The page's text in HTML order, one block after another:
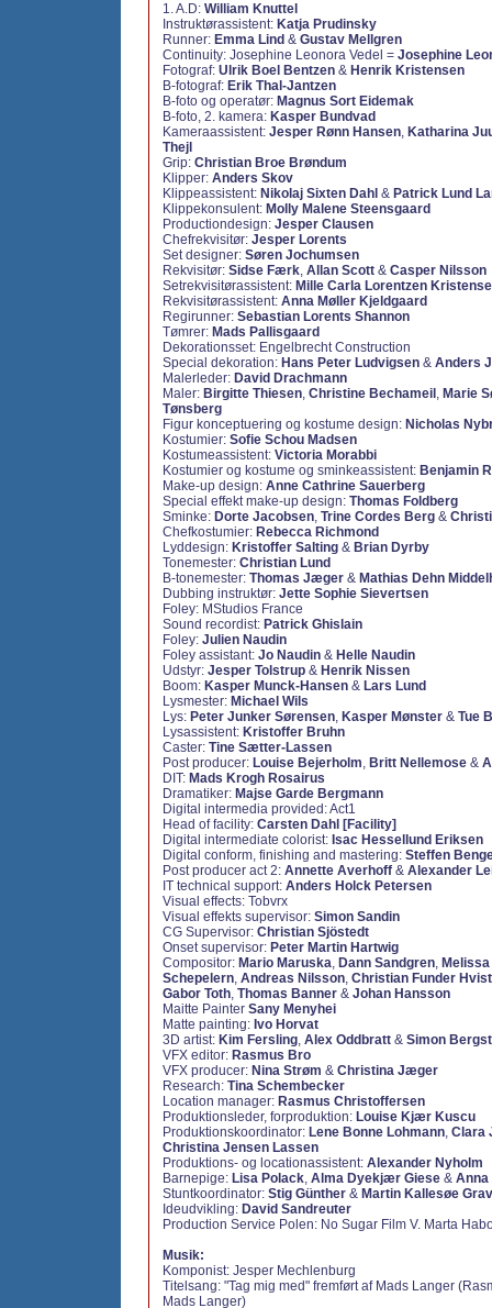
1. A.D: William Knuttel
Instruktørassistent: Katja Prudinsky
Runner: Emma Lind & Gustav Mellgren
Continuity: Josephine Leonora Vedel = Josephine
Fotograf: Ulrik Boel Bentzen & Henrik Kristensen
B-fotograf: Erik Thal-Jantzen
B-foto og operatør: Magnus Sort Eidemak
B-foto, 2. kamera: Kasper Bundvad
Kameraassistent: Jesper Rønn Hansen, Katharina
Thejl
Grip: Christian Broe Brøndum
Klipper: Anders Skov
Klippeassistent: Nikolaj Sixten Dahl & Patrick Lund
Klippekonsulent: Molly Malene Steensgaard
Productiondesign: Jesper Clausen
Chefrekvisitør: Jesper Lorents
Set designer: Søren Jochumsen
Rekvisitør: Sidse Færk, Allan Scott & Casper Nilsson
Setrekvisitørassistent: Mille Carla Lorentzen
Rekvisitørassistent: Anna Møller Kjeldgaard
Regirunner: Sebastian Lorents Shannon
Tømrer: Mads Pallisgaard
Dekorationsset: Engelbrecht Construction
Special dekoration: Hans Peter Ludvigsen & Anders
Malerleder: David Drachmann
Maler: Birgitte Thiesen, Christine Bechameil , Marie
Tønsberg
Figur konceptuering og kostume design: Nicholas
Kostumier: Sofie Schou Madsen
Kostumeassistent: Victoria Morabbi
Kostumier og kostume og sminkeassistent: Benjamin
Make-up design: Anne Cathrine Sauerberg
Special effekt make-up design: Thomas Foldberg
Sminke: Dorte Jacobsen, Trine Cordes Berg &
Chefkostumier: Rebecca Richmond
Lyddesign: Kristoffer Salting & Brian Dyrby
Tonemester: Christian Lund
B-tonemester: Thomas Jæger & Mathias Dehn
Dubbing instruktør: Jette Sophie Sievertsen
Foley: MStudios France
Sound recordist: Patrick Ghislain
Foley: Julien Naudin
Foley assistant: Jo Naudin & Helle Naudin
Udstyr: Jesper Tolstrup & Henrik Nissen
Boom: Kasper Munck-Hansen & Lars Lund
Lysmester: Michael Wils
Lys: Peter Junker Sørensen, Kasper Mønster & Tue
Lysassistent: Kristoffer Bruhn
Caster: Tine Sætter-Lassen
Post producer: Louise Bejerholm, Britt Nellemose &
DIT: Mads Krogh Rosairus
Dramatiker: Majse Garde Bergmann
Digital intermedia provided:Act1
Head of facility: Carsten Dahl [Facility]
Digital intermediate colorist: Isac Hessellund Eriksen
Digital conform, finishing and mastering: Steffen
Post producer act 2: Annette Averhoff & Alexander
IT technical support: Anders Holck Petersen
Visual effects: Tobvrx
Visual effekts supervisor: Simon Sandin
CG Supervisor: Christian Sjöstedt
Onset supervisor: Peter Martin Hartwig
Compositor: Mario Maruska, Dann Sandgren,
Schepelern, Andreas Nilsson, Christian Funder
Gabor Toth, Thomas Banner & Johan Hansson
Maitte Painter Sany Menyhei
Matte painting: Ivo Horvat
3D artist: Kim Fersling, Alex Oddbratt & Simon
VFX editor: Rasmus Bro
VFX producer: Nina Strøm & Christina Jæger
Research: Tina Schembecker
Location manager: Rasmus Christoffersen
Produktionsleder, forproduktion: Louise Kjær Kuscu
Produktionskoordinator: Lene Bonne Lohmann, Clara
Christina Jensen Lassen
Produktions- og locationassistent: Alexander Nyholm
Barnepige: Lisa Polack, Alma Dyekjær Giese & Anna
Stuntkoordinator: Stig Günther & Martin Kallesøe
Ideudvikling: David Sandreuter
Production Service Polen: No Sugar Film V. Marta
Musik:
Komponist: Jesper Mechlenburg
Titelsang: "Tag mig med" fremført af Mads Langer
Mads Langer)